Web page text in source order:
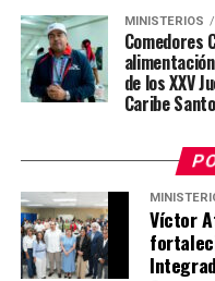
MINISTERIOS
Comedores
de los XXV
Caribe
Víctor